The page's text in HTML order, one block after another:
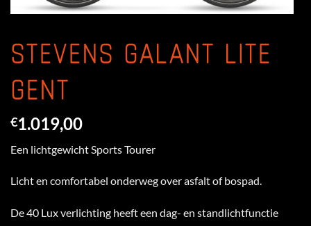
STEVENS GALANT LITE
GENT
€1.019,00
Een lichtgewicht Sports Tourer
Licht en comfortabel onderweg over asfalt of bospad.
De 40 Lux verlichting heeft een dag- en standlichtfunctie